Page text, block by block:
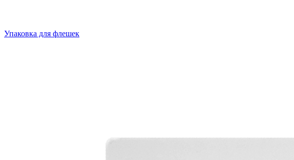
Упаковка для флешек